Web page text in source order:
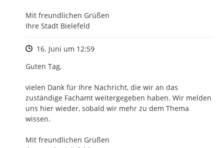
Mit freundlichen Grüßen
Ihre Stadt Bielefeld
Zeitpunkt des Erstellens
16. Juni um 12:59
Guten Tag,
vielen Dank für Ihre Nachricht, die wir an das
zuständige Fachamt weitergegeben haben. Wir melden
uns hier wieder, sobald wir mehr zu dem Thema
wissen.
Mit freundlichen Grüßen